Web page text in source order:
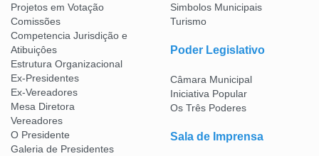
Projetos em Votação
Comissões
Competencia Jurisdição e
Atibuiçôes
Estrutura Organizacional
Ex-Presidentes
Ex-Vereadores
Mesa Diretora
Vereadores
O Presidente
Galeria de Presidentes
Simbolos Municipais
Turismo
Poder Legislativo
Câmara Municipal
Iniciativa Popular
Os Três Poderes
Sala de Imprensa